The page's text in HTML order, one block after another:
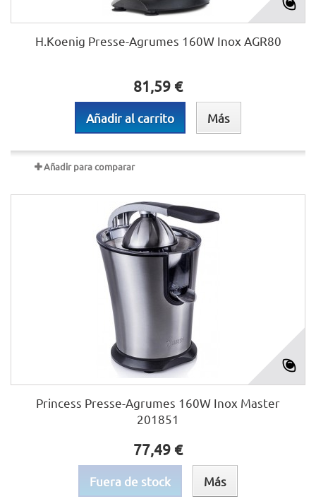
H.Koenig Presse-Agrumes 160W Inox AGR80
81,59 €
Añadir al carrito Más
Añadir para comparar
Princess Presse-Agrumes 160W Inox Master
201851
77,49 €
Fuera de stock Más